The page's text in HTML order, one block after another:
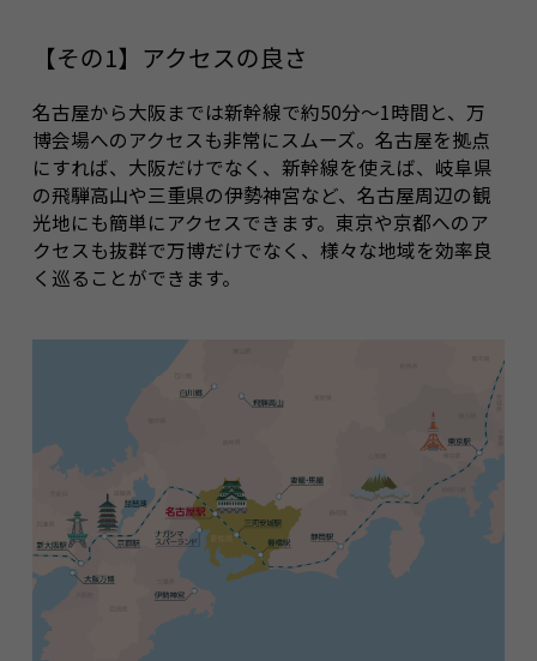
・ 伊勢神宮
【その1】アクセスの良さ
名古屋から大阪までは新幹線で約50分～1時間と、万
博会場へのアクセスも非常にスムーズ。名古屋を拠点
にすれば、大阪だけでなく、新幹線を使えば、岐阜県
の飛騨高山や三重県の伊勢神宮など、名古屋周辺の観
光地にも簡単にアクセスできます。東京や京都へのア
クセスも抜群で万博だけでなく、様々な地域を効率良
く巡ることができます。